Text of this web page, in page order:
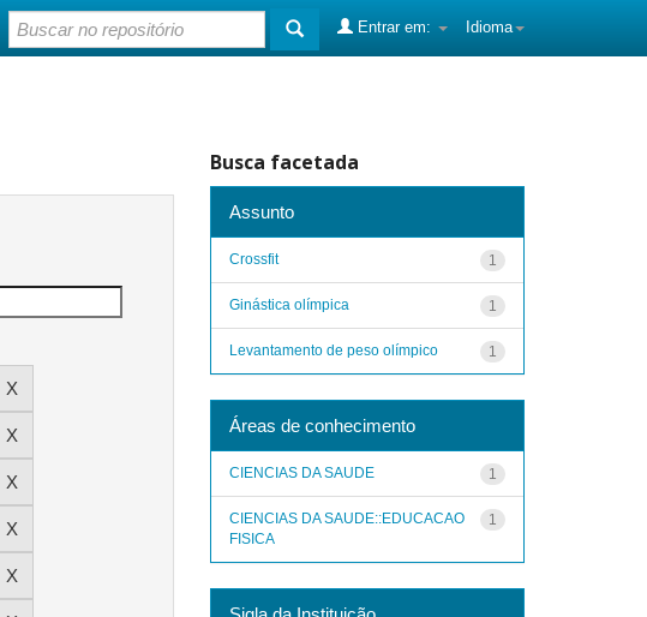
Idioma
Entrar em:
Busca facetada
Assunto
1
Crossfit
1
Ginástica olímpica
1
Levantamento de peso olímpico
Áreas de conhecimento
1
CIENCIAS DA SAUDE
1
CIENCIAS DA SAUDE::EDUCACAO
FISICA